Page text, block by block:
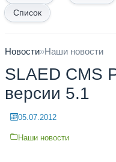
Список
Новости»Наши новости
SLAED CMS
версии 5.1
05.07.2012
Наши новости